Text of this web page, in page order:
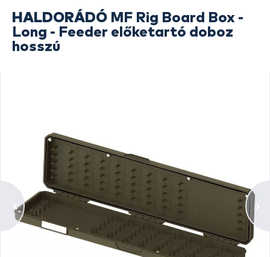
HALDORÁDÓ MF Rig Board Box -
Long - Feeder előketartó doboz
hosszú